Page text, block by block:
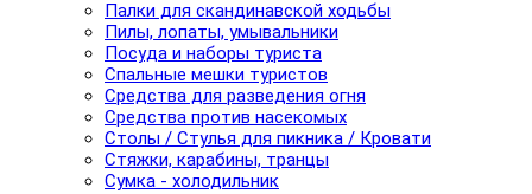
Палки для скандинавской ходьбы
Пилы, лопаты, умывальники
Посуда и наборы туриста
Спальные мешки туристов
Средства для разведения огня
Средства против насекомых
Столы / Стулья для пикника / Кровати
Стяжки, карабины, транцы
Сумка - холодильник